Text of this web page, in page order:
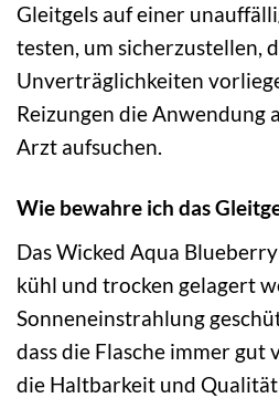
Gleitgels auf einer
testen, um sicherzustellen,
Unverträglichkeiten
Reizungen die Anwendung
Arzt aufsuchen.
Wie bewahre ich das
Das Wicked Aqua
kühl und trocken gelagert
Sonneneinstrahlung
dass die Flasche immer gut
die Haltbarkeit und Qualität